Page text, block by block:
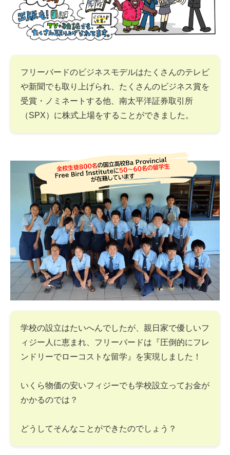
フリーバードのビジネスモデルはたくさんのテレビ
や新聞でも取り上げられ、たくさんのビジネス賞を
受賞・ノミネートする他、南太平洋証券取引所
（SPX）に株式上場をすることができました。
学校の設立はたいへんでしたが、親日家で優しいフ
ィジー人に恵まれ、フリーバードは『圧倒的にフレ
ンドリーでローコストな留学』を実現しました！
いくら物価の安いフィジーでも学校設立ってお金が
かかるのでは？
どうしてそんなことができたのでしょう？